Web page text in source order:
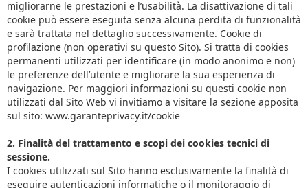
migliorarne le prestazioni e l’usabilità. La disattivazione di tali
cookie può essere eseguita senza alcuna perdita di funzionalità
e sarà trattata nel dettaglio successivamente. Cookie di
profilazione (non operativi su questo Sito). Si tratta di cookies
permanenti utilizzati per identificare (in modo anonimo e non)
le preferenze dell’utente e migliorare la sua esperienza di
navigazione. Per maggiori informazioni su questi cookie non
utilizzati dal Sito Web vi invitiamo a visitare la sezione apposita
sul sito: www.garanteprivacy.it/cookie
2. Finalità del trattamento e scopi dei cookies tecnici di
sessione.
I cookies utilizzati sul Sito hanno esclusivamente la finalità di
eseguire autenticazioni informatiche o il monitoraggio di